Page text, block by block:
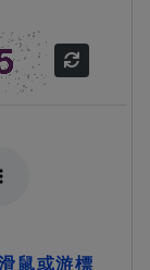
鼠或游標